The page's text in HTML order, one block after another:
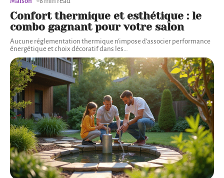
Confort thermique et esthétique : le
combo gagnant pour votre salon
Aucune réglementation thermique n'impose d'associer performance
énergétique et choix décoratif dans les